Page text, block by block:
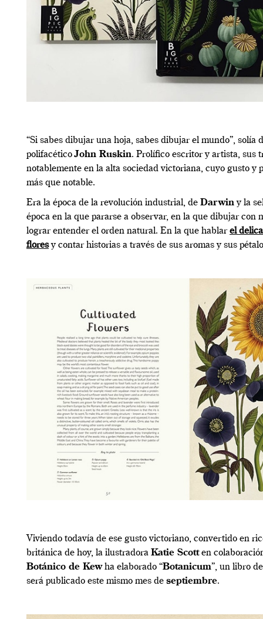
“Si sabes dibujar una hoja, sabes dibujar el mundo”, solía
polifacéticoJohn Ruskin. Prolífico escritor y artista, sus
notablemente en la alta sociedad victoriana, cuyo gusto y
más que notable.
Era la época de la revolución industrial, de Darwiny la
época en la que pararse a observar, en la que dibujar con
lograr entender el orden natural. En la que hablarel
floresy contar historias a través de sus aromas y sus
Viviendo todavía de ese gusto victoriano, convertido en
británica de hoy, la ilustradora Katie Scotten
Botánico de Kewha elaborado “Botanicum”, un libro
será publicado este mismo mes de septiembre.